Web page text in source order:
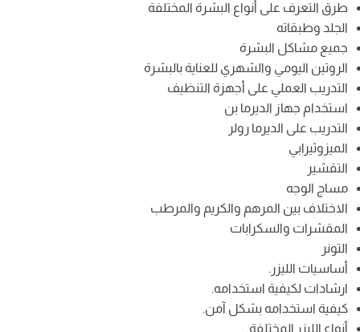
طرق التعرف على أنواع البشرة المختلفة
الجلد وطبقاته
جميع مشاكل البشرة
الروتين اليومي والشهري للعناية بالبشرة
التدريب العملي على أجهزة التنظيف
استخدام جهاز الديرما بن
التدريب على الديرما رولر
الميزوثيرابي
التقشير
مساج الوجه
الاختلاف بين المرهم والكريم والمرطب
المقشرات والسكرابات
التونر
أساسيات الليزر.
ارشادات لكيفية استخدامه.
كيفية استخدامه بشكل آمن.
أنواع الليزر المختلفة.